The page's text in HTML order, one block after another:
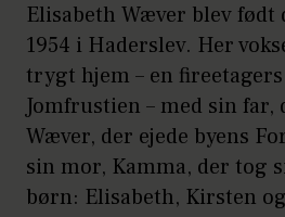
Elisabeth Wæver blev født
1954 i Haderslev. Her
trygt hjem – en
Jomfrustien – med sin far,
Wæver, der ejede byens
sin mor, Kamma, der tog
børn: Elisabeth, Kirsten